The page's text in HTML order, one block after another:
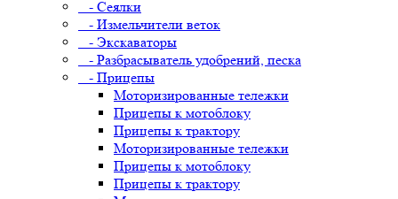
- Сеялки
- Измельчители веток
- Экскаваторы
- Разбрасыватель удобрений, песка
- Прицепы
Моторизированные тележки
Прицепы к мотоблоку
Прицепы к трактору
Моторизированные тележки
Прицепы к мотоблоку
Прицепы к трактору